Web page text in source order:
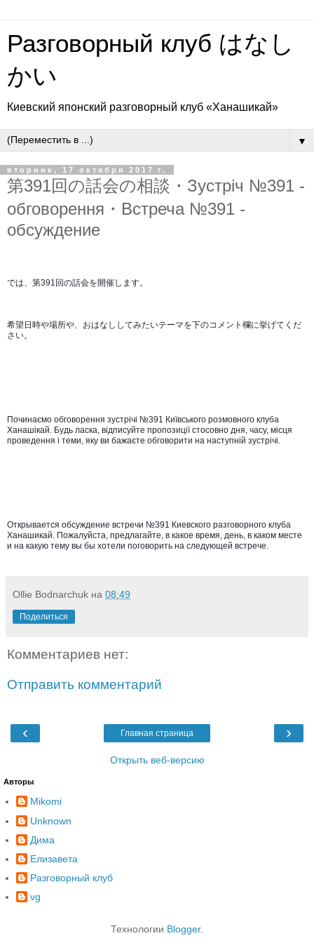
Разговорный клуб はなし
かい
Киевский японский разговорный клуб «Ханашикай»
▼
вторник, 17 октября 2017 г.
第391回の話会の相談・Зустріч №391 -
обговорення・Встреча №391 -
обсуждение
では、第391回の話会を開催します。
希望日時や場所や、おはなししてみたいテーマを下のコメント欄に挙げてくだ
さい。
Починаємо обговорення зустрічі №391 Київського розмовного клуба
Ханашікай. Будь ласка, відписуйте пропозиції стосовно дня, часу, місця
проведення і теми, яку ви бажаєте обговорити на наступній зустрічі.
Открывается обсуждение встречи №391 Киевского разговорного клуба
Ханашикай. Пожалуйста, предлагайте, в какое время, день, в каком месте
и на какую тему вы бы хотели поговорить на следующей встрече.
Ollie Bodnarchuk на 08:49
Поделиться
Комментариев нет:
Отправить комментарий
‹ ›
Главная страница
Открыть веб-версию
Авторы
Mikomi
Unknown
Дима
Елизавета
Разговорный клуб
vg
Технологии Blogger.